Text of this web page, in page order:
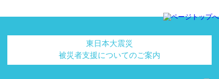
東日本大震災
被災者支援についてのご案内